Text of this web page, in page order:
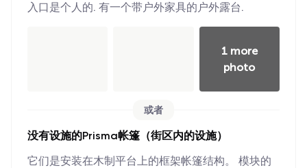
入口是个人的. 有一个带户外家具的户外露台.
1 more
photo
或者
没有设施的Prisma帐篷（街区内的设施）
它们是安装在木制平台上的框架帐篷结构。 模块的